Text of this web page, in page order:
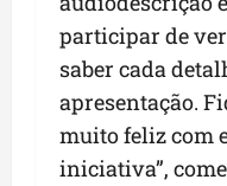
participar de
saber cada
apresentação.
muito feliz com
iniciativa”,